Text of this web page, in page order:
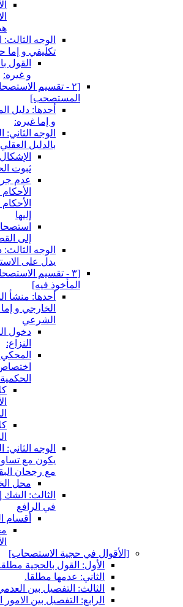
الوجه الثالث:
تكليفي و إما
القول
و غيره:
[٢ - تقسيم
المستصحب‏]
أحدها: دليل
و إما غيره:
الوجه الثاني:
بالدليل
الإشكال
ثبوت
عدم
الأحكام
الأحكام
إليها
استصحاب
إلى
الوجه الثالث:
يدل على
[٣ - تقسيم
المأخوذ فيه‏]
أحدها: منشأ
الخارجي و إما
الشرعي
دخول
النزاع:
المحكي
اختصاص
الحكمية:
الوجه الثاني:
يكون مع
مع رجحان
محل
الثالث: الشك
في الرافع
أقسام
[الأقوال في حجية الاستصحاب‏]
الأول: القول بالحجية مطلقا.
الثاني: عدمها مطلقا.
الثالث: التفصيل بين
الرابع: التفصيل بين الامور